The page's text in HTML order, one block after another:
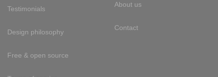
Testimonials
Design philosophy
Free & open source
About us
Contact